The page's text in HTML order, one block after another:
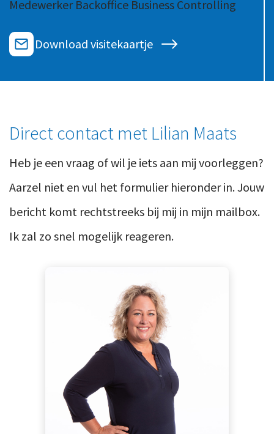
Werken bij
Veilig bestanden delen
Inloggen
Informatiebeveiliging en privacy
Strategie en bedrijfsinrichting
Ons team
Werken-bij
Bedrijfsgeschiedenis
Medewerker Backoffice Business Controlling
Download visitekaartje
Direct contact met Lilian Maats
Heb je een vraag of wil je iets aan mij voorleggen?
Aarzel niet en vul het formulier hieronder in. Jouw
bericht komt rechtstreeks bij mij in mijn mailbox.
Ik zal zo snel mogelijk reageren.